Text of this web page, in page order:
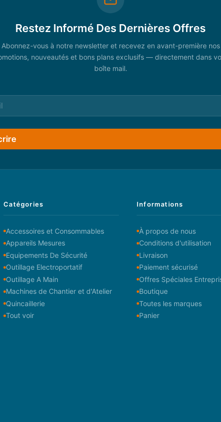
Restez Informé Des Dernières Offres
Abonnez-vous à notre newsletter et recevez en avant-première nos
nouveautés et bons plans exclusifs — directement dans
boîte mail.
Catégories
Accessoires et Consommables
Appareils Mesures
Equipements De Sécurité
Outillage Electroportatif
Outillage A Main
Machines de Chantier et d'Atelier
Quincaillerie
Tout voir
Informations
À propos de nous
Conditions d'utilisation
Livraison
Paiement sécurisé
Offres Spéciales
Boutique
Toutes les marques
Panier